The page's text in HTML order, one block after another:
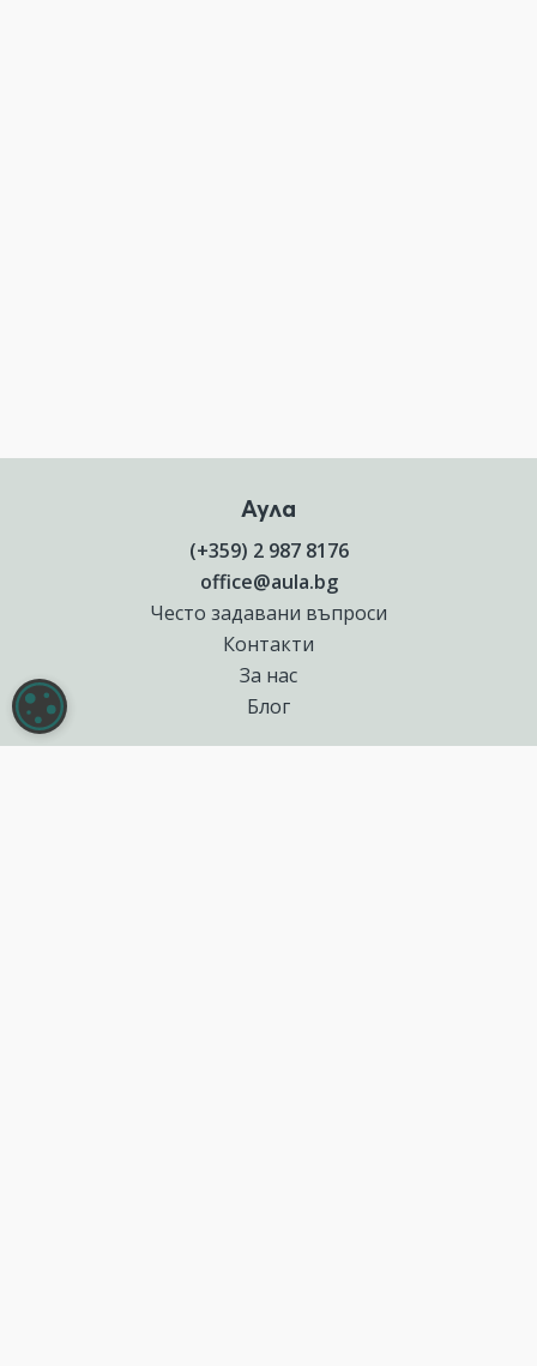
Аула
(+359) 2 987 8176
office@aula.bg
Често задавани въпроси
Контакти
За нас
Блог
НАСТРОЙКИ НА БИСКВИТКИТЕ